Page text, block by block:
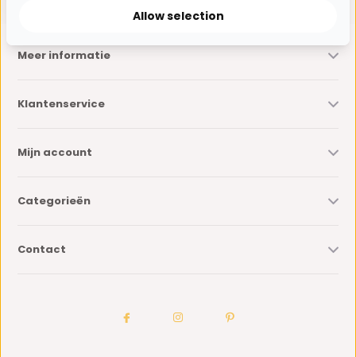
Meer informatie
Klantenservice
Mijn account
Categorieën
Contact
Allow selection